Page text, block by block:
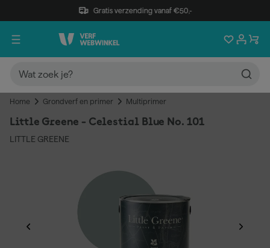
Gratis verzending vanaf €50,-
Home Grondverf en primer Multiprimer
Little Greene - Celestial Blue No. 101
LITTLE GREENE